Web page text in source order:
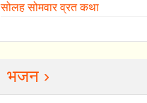
सोलह सोमवार व्रत कथा
भजन ›